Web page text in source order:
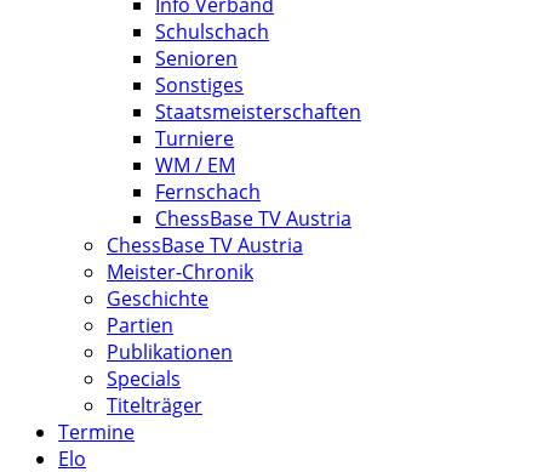
Schulschach
Senioren
Sonstiges
Staatsmeisterschaften
Turniere
WM / EM
Fernschach
ChessBase TV Austria
ChessBase TV Austria
Meister-Chronik
Geschichte
Partien
Publikationen
Specials
Titelträger
Termine
Elo